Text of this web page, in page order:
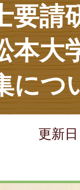
要請
本大
につ
更新